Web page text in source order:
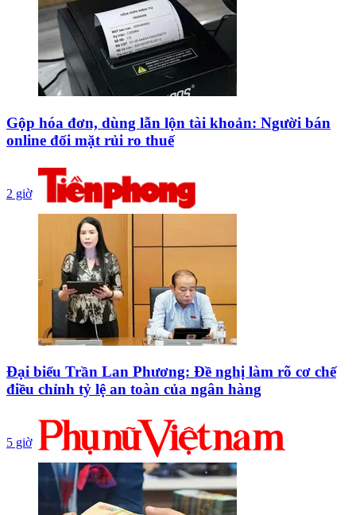
Gộp hóa đơn, dùng lẫn lộn tài khoản: Người bán
online đối mặt rủi ro thuế
2 giờ
Đại biểu Trần Lan Phương: Đề nghị làm rõ cơ chế
điều chỉnh tỷ lệ an toàn của ngân hàng
5 giờ